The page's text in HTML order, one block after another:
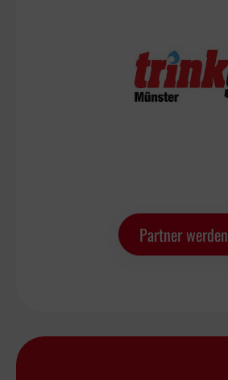
Partner werden